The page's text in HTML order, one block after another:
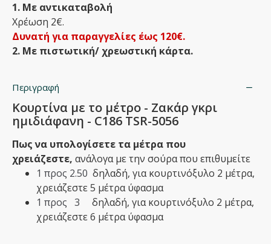
1. Με αντικαταβολή
Χρέωση 2€.
Δυνατή για παραγγελίες έως 120€.
2. Με πιστωτική/ χρεωστική κάρτα.
Περιγραφή
Κουρτίνα με το μέτρο - Ζακάρ γκρι
ημιδιάφανη - C186 TSR-5056
Πως να υπολογίσετε τα μέτρα που
χρειάζεστε, ανάλογα με την σούρα που επιθυμείτε
1 προς 2.50 δηλαδή, ​για κουρτινόξυλο 2 μέτρα,
χρειάζεστε 5 μέτρα ύφασμα
1 προς 3 δηλαδή,​ για κουρτινόξυλο 2 μέτρα,
χρειάζεστε 6 μέτρα ύφασμα